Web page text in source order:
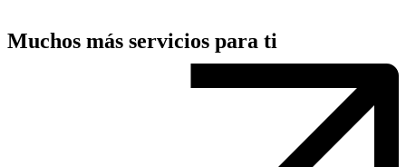
Muchos más servicios para ti